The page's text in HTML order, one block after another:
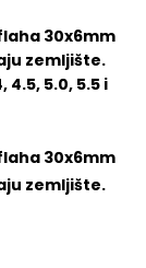
30x6mm
zemljište.
4.5, 5.0, 5.5 i
30x6mm
zemljište.